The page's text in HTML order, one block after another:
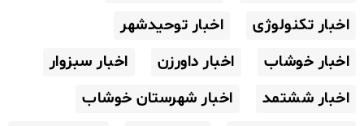
اخبار تکنولوژی
اخبار توحیدشهر
اخبار خوشاب
اخبار داورزن
اخبار سبزوار
اخبار ششتمد
اخبار شهرستان خوشاب